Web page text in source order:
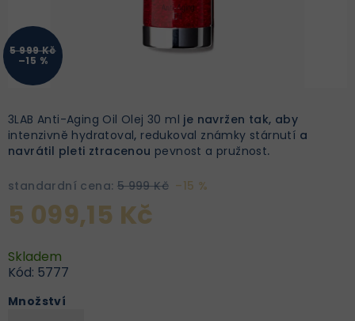
3LAB Anti-Aging Oil Olej 30 ml je navržen tak, aby
intenzivně hydratoval, redukoval známky stárnutí a
navrátil pleti ztracenou pevnost a pružnost.
standardní cena: 5 999 Kč –15 %
5 099,15 Kč
Skladem
Kód: 5777
Množství
5 999 Kč
–15 %